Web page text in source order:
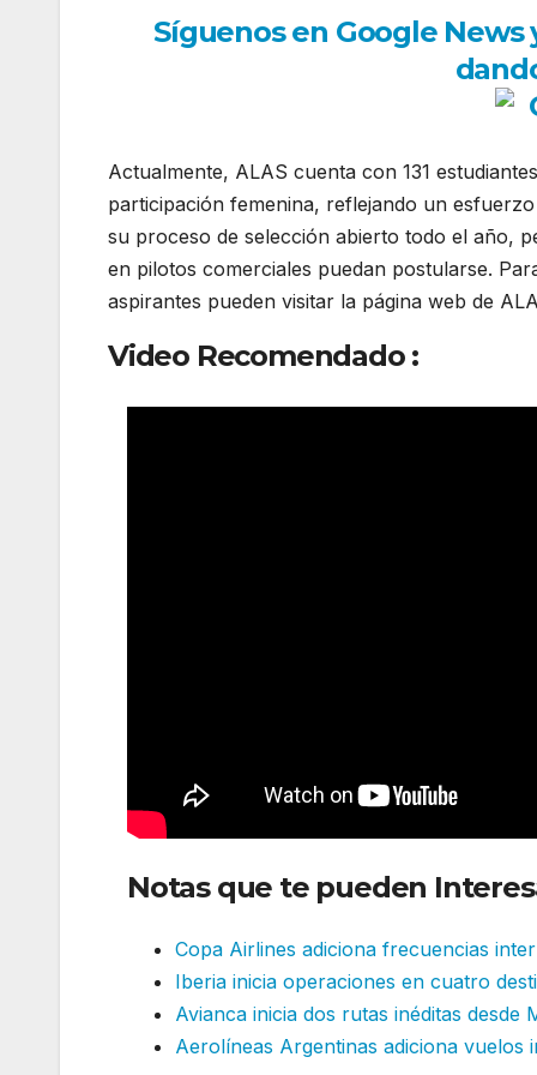
Síguenos en Google
Actualmente, ALAS cuenta con 131
participación femenina, reflejando un
su proceso de selección abierto todo el año,
en pilotos comerciales puedan postularse.
aspirantes pueden visitar la página web de
Video Recomendado :
Notas que te pueden
Copa Airlines adiciona frecuencias
Iberia inicia operaciones en cuatro
Avianca inicia dos rutas inéditas desde
Aerolíneas Argentinas adiciona vuelos